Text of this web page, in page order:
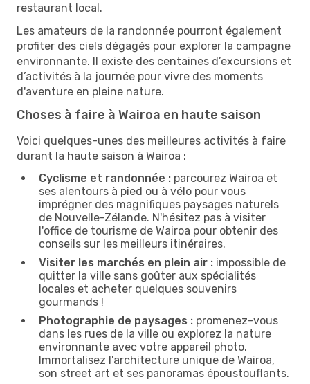
restaurant local.
Les amateurs de la randonnée pourront également
profiter des ciels dégagés pour explorer la campagne
environnante. Il existe des centaines d’excursions et
d’activités à la journée pour vivre des moments
d'aventure en pleine nature.
Choses à faire à Wairoa en haute saison
Voici quelques-unes des meilleures activités à faire
durant la haute saison à Wairoa :
Cyclisme et randonnée : parcourez Wairoa et
ses alentours à pied ou à vélo pour vous
imprégner des magnifiques paysages naturels
de Nouvelle-Zélande. N'hésitez pas à visiter
l'office de tourisme de Wairoa pour obtenir des
conseils sur les meilleurs itinéraires.
Visiter les marchés en plein air : impossible de
quitter la ville sans goûter aux spécialités
locales et acheter quelques souvenirs
gourmands !
Photographie de paysages : promenez-vous
dans les rues de la ville ou explorez la nature
environnante avec votre appareil photo.
Immortalisez l'architecture unique de Wairoa,
son street art et ses panoramas époustouflants.